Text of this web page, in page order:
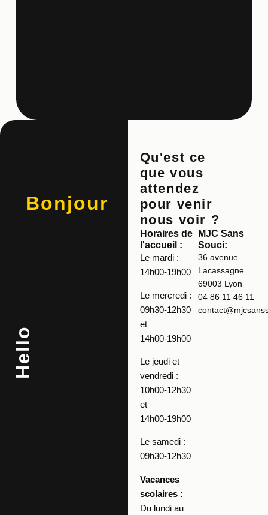
Qu'est ce
que vous
attendez
pour venir
nous voir ?
Horaires de
l'accueil :
Le mardi :
14h00-19h00
Le mercredi :
09h30-12h30
et
14h00-19h00
Le jeudi et
vendredi :
10h00-12h30
et
14h00-19h00
Le samedi :
09h30-12h30
Vacances
scolaires :
Du lundi au
MJC Sans
Souci:
36 avenue
Lacassagne
69003 Lyon
04 86 11 46 11
Bonjour
Hello